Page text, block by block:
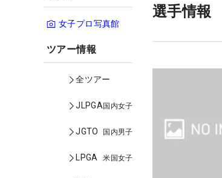
女子プロ写真館
ツアー情報
全ツアー
JLPGA国内女子
JGTO 国内男子
LPGA 米国女子
選手情報